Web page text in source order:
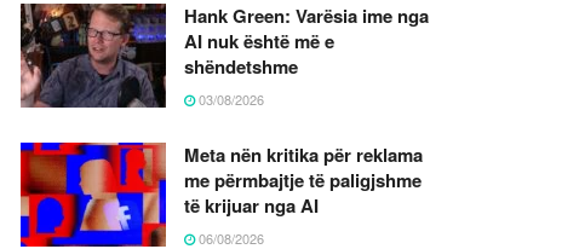
Hank Green: Varësia ime nga
AI nuk është më e
shëndetshme
03/08/2026
Meta nën kritika për reklama
me përmbajtje të paligjshme
të krijuar nga AI
06/08/2026